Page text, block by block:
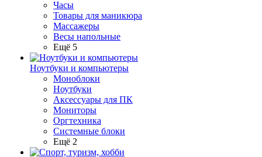
Часы
Товары для маникюра
Массажеры
Весы напольные
Ещё 5
Ноутбуки и компьютеры
Моноблоки
Ноутбуки
Аксессуары для ПК
Мониторы
Оргтехника
Системные блоки
Ещё 2